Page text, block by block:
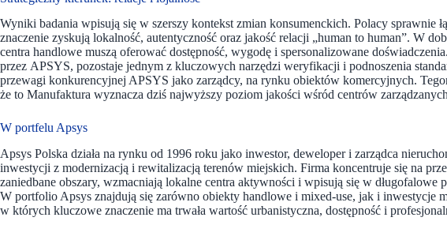
Wyniki badania wpisują się w szerszy kontekst zmian konsumenckich. Polacy sprawnie
znaczenie zyskują lokalność, autentyczność oraz jakość relacji „human to human”. W
centra handlowe muszą oferować dostępność, wygodę i spersonalizowane
przez APSYS, pozostaje jednym z kluczowych narzędzi weryfikacji i podnoszenia
przewagi konkurencyjnej APSYS jako zarządcy, na rynku obiektów komercyjnych.
że to Manufaktura wyznacza dziś najwyższy poziom jakości wśród centrów
W portfelu Apsys
Apsys Polska działa na rynku od 1996 roku jako inwestor, deweloper i zarządca
inwestycji z modernizacją i rewitalizacją terenów miejskich. Firma koncentruje się na
zaniedbane obszary, wzmacniają lokalne centra aktywności i wpisują się w długofalowe
W portfolio Apsys znajdują się zarówno obiekty handlowe i mixed-use, jak i inwestycje
w których kluczowe znaczenie ma trwała wartość urbanistyczna, dostępność i